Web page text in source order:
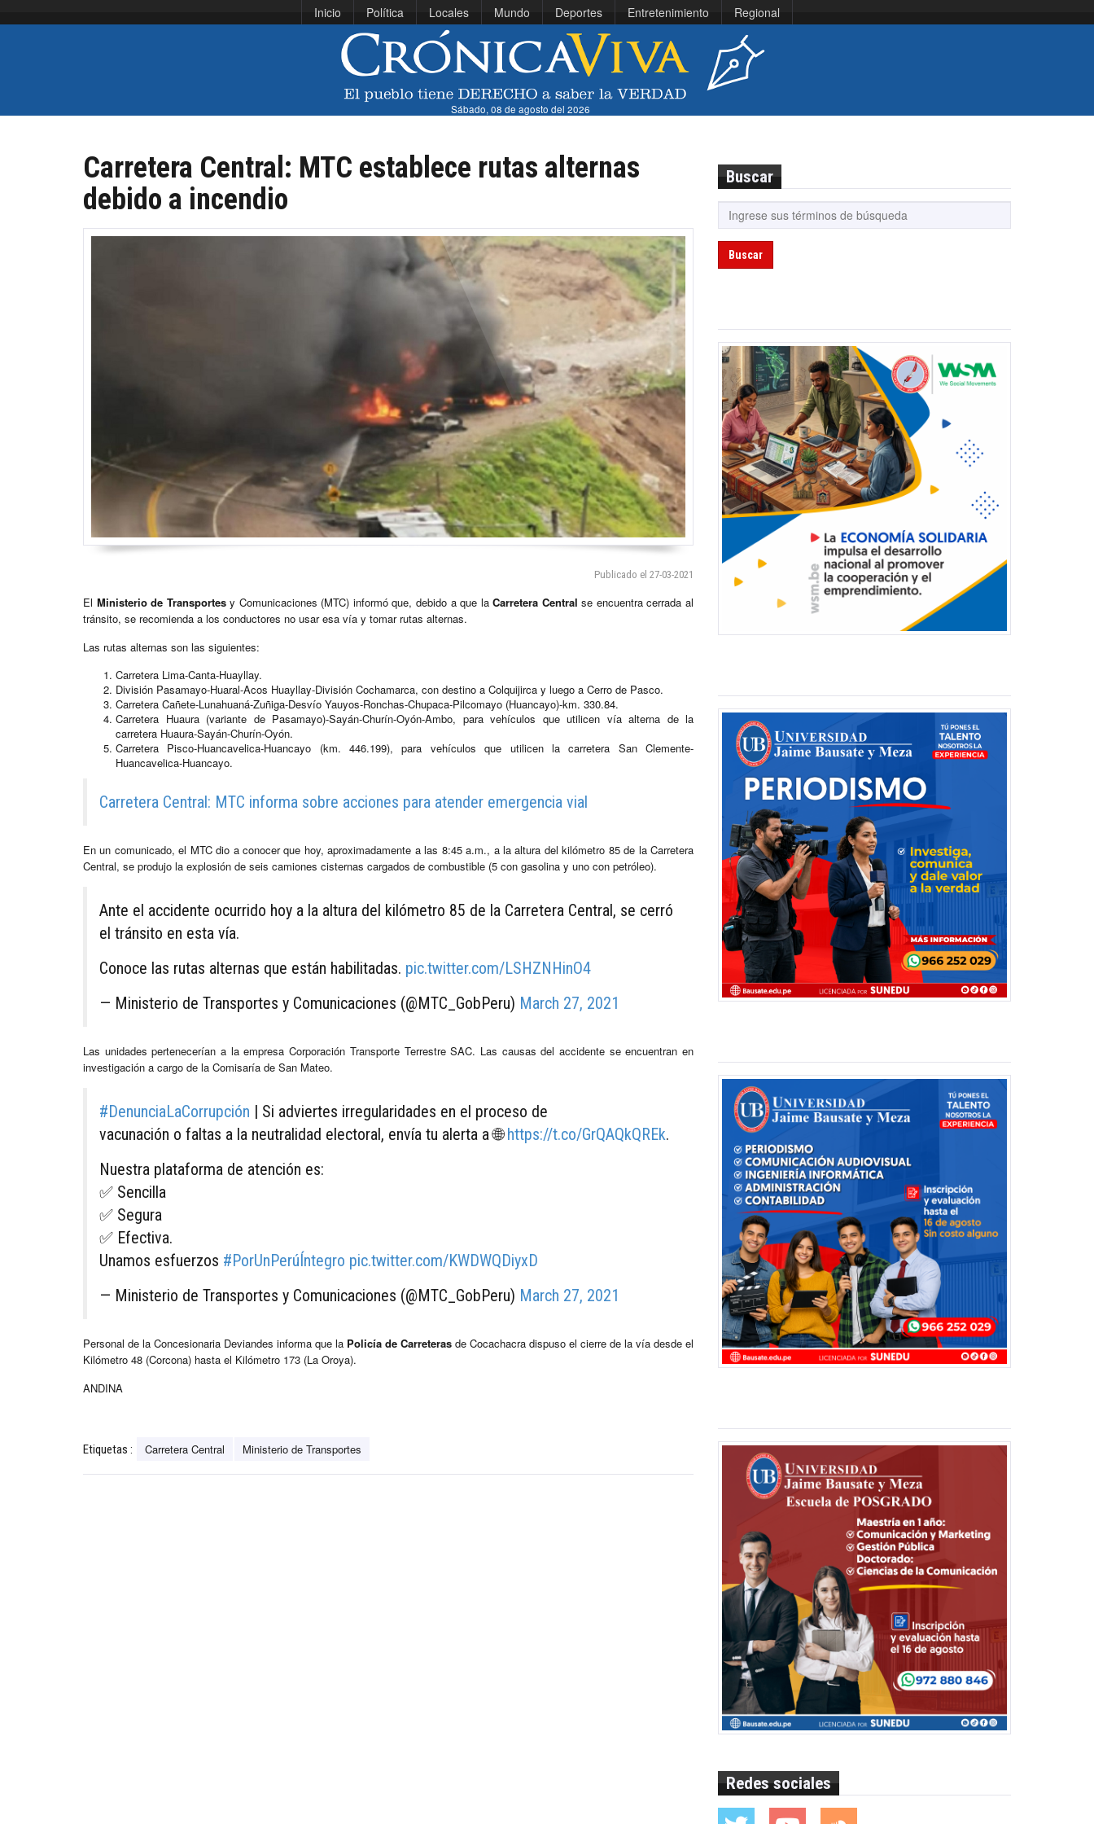
Inicio Política Locales Mundo Deportes Entretenimiento Regional
Sábado, 08 de agosto del 2026
Carretera Central: MTC establece rutas alternas
debido a incendio
Publicado el 27-03-2021
El Ministerio de Transportesy Comunicaciones (MTC) informó que, debido a que laCarretera Centralse encuentra cerrada al
tránsito, se recomienda a los conductores no usar esa vía y tomar rutas alternas.
Las rutas alternas son las siguientes:
Carretera Lima-Canta-Huayllay.
División Pasamayo-Huaral-Acos Huayllay-División Cochamarca, con destino a Colquijirca y luego a Cerro de Pasco.
Carretera Cañete-Lunahuaná-Zuñiga-Desvío Yauyos-Ronchas-Chupaca-Pilcomayo (Huancayo)-km. 330.84.
Carretera Huaura (variante de Pasamayo)-Sayán-Churín-Oyón-Ambo, para vehículos que utilicen vía alterna de la
carretera Huaura-Sayán-Churín-Oyón.
Carretera Pisco-Huancavelica-Huancayo (km. 446.199), para vehículos que utilicen la carretera San Clemente-
Huancavelica-Huancayo.
Carretera Central: MTC informa sobre acciones para atender emergencia vial
En un comunicado, el MTC dio a conocer que hoy, aproximadamente a las 8:45 a.m., a la altura del kilómetro 85 de la Carretera
Central, se produjo la explosión de seis camiones cisternas cargados de combustible (5 con gasolina y uno con petróleo).
Ante el accidente ocurrido hoy a la altura del kilómetro 85 de la Carretera Central, se cerró
el tránsito en esta vía.
Conoce las rutas alternas que están habilitadas. pic.twitter.com/LSHZNHinO4
— Ministerio de Transportes y Comunicaciones (@MTC_GobPeru) March 27, 2021
Las unidades pertenecerían a la empresa Corporación Transporte Terrestre SAC. Las causas del accidente se encuentran en
investigación a cargo de la Comisaría de San Mateo.
#DenunciaLaCorrupción | Si adviertes irregularidades en el proceso de
vacunación o faltas a la neutralidad electoral, envía tu alerta a 🌐https://t.co/GrQAQkQREk.
Nuestra plataforma de atención es:
✅ Sencilla
✅ Segura
✅ Efectiva.
Unamos esfuerzos #PorUnPerúÍntegro pic.twitter.com/KWDWQDiyxD
— Ministerio de Transportes y Comunicaciones (@MTC_GobPeru) March 27, 2021
Personal de la Concesionaria Deviandes informa que la Policía de Carreteras de Cocachacra dispuso el cierre de la vía desde el
Kilómetro 48 (Corcona) hasta el Kilómetro 173 (La Oroya).
ANDINA
Etiquetas : Carretera Central Ministerio de Transportes
Buscar
Buscar
Redes sociales